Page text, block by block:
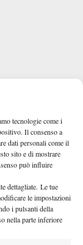
tecnologie come i
Il consenso a
dati personali come il
sito e di mostrare
può influire
dettagliate. Le tue
le impostazioni
i pulsanti della
nella parte inferiore
finale
– out
nello
mi sento uno
è solo
con molta
e ha fatto